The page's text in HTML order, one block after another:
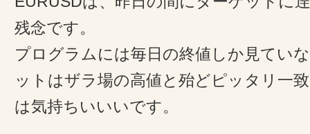
残念です。
プログラムには毎日の終値しか見てい
ットはザラ場の高値と殆どピッタリ一
は気持ちいいいです。